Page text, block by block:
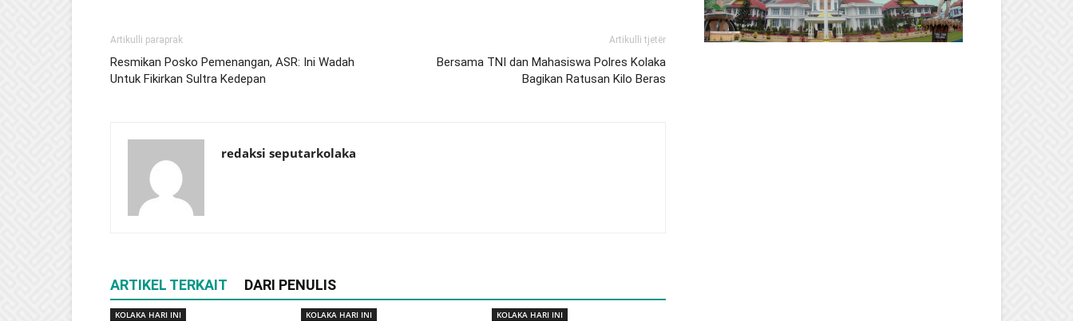
Artikulli paraprak
Resmikan Posko Pemenangan, ASR: Ini Wadah
Untuk Fikirkan Sultra Kedepan
Artikulli tjetër
Bersama TNI dan Mahasiswa Polres Kolaka
Bagikan Ratusan Kilo Beras
redaksi seputarkolaka
ARTIKEL TERKAIT DARI PENULIS
KOLAKA HARI INI KOLAKA HARI INI KOLAKA HARI INI